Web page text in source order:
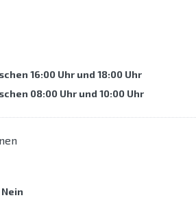
16:00 Uhr und 18:00 Uhr
08:00 Uhr und 10:00 Uhr
Nein